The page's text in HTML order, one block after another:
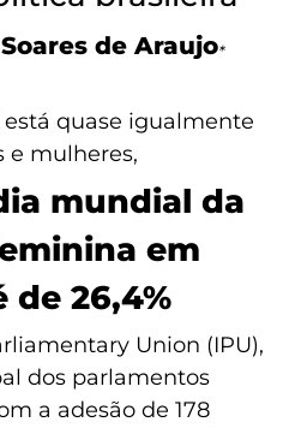
de Araujo*
quase igualmente
e mulheres,
mundial da
em
de 26,4%
Union (IPU),
dos parlamentos
a adesão de 178